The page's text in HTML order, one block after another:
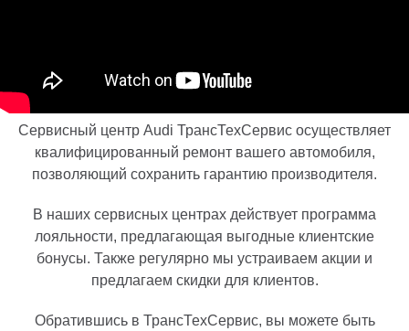
Сервисный центр Audi ТрансТехСервис осуществляет
квалифицированный ремонт вашего автомобиля,
позволяющий сохранить гарантию производителя.
В наших сервисных центрах действует программа
лояльности, предлагающая выгодные клиентские
бонусы. Также регулярно мы устраиваем акции и
предлагаем скидки для клиентов.
Обратившись в ТрансТехСервис, вы можете быть